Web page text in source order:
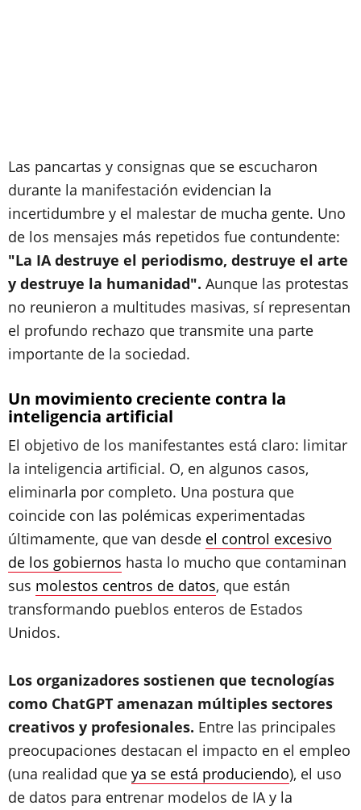
Las pancartas y consignas que se escucharon
durante la manifestación evidencian la
incertidumbre y el malestar de mucha gente. Uno
de los mensajes más repetidos fue contundente:
"La IA destruye el periodismo, destruye el arte
y destruye la humanidad". Aunque las protestas
no reunieron a multitudes masivas, sí representan
el profundo rechazo que transmite una parte
importante de la sociedad.
Un movimiento creciente contra la
inteligencia artificial
El objetivo de los manifestantes está claro: limitar
la inteligencia artificial. O, en algunos casos,
eliminarla por completo. Una postura que
coincide con las polémicas experimentadas
últimamente, que van desde el control excesivo
de los gobiernos hasta lo mucho que contaminan
sus molestos centros de datos, que están
transformando pueblos enteros de Estados
Unidos.
Los organizadores sostienen que tecnologías
como ChatGPT amenazan múltiples sectores
creativos y profesionales. Entre las principales
preocupaciones destacan el impacto en el empleo
(una realidad que ya se está produciendo), el uso
de datos para entrenar modelos de IA y la